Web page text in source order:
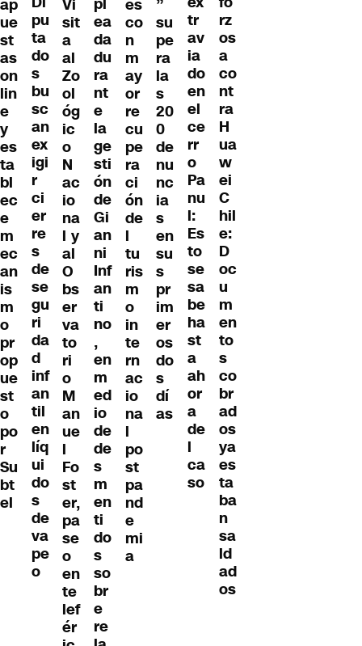
ap
ue
st
as
on
lin
e
y
es
ta
bl
ec
e
m
ec
an
is
m
o
pr
op
ue
st
o
po
r
Su
bt
el
pu
ta
do
s
bu
sc
an
ex
igi
r
ci
er
re
s
de
se
gu
ri
da
d
inf
an
til
en
líq
ui
do
s
de
va
pe
o
Vi
sit
a
al
Zo
ol
óg
ic
o
N
ac
io
na
l y
al
O
bs
er
va
to
ri
o
M
an
ue
l
Fo
st
er,
pa
se
o
en
te
lef
ér
ea
da
du
ra
nt
e
la
ge
sti
ón
de
Gi
an
ni
Inf
an
ti
no
,
en
m
ed
io
de
de
s
m
en
ti
do
s
so
br
e
re
es
co
n
m
ay
or
re
cu
pe
ra
ci
ón
de
l
tu
ris
m
o
in
te
rn
ac
io
na
l
po
st
pa
nd
e
mi
a
”
su
pe
ra
la
s
20
0
de
nu
nc
ia
s
en
su
s
pr
im
er
os
do
s
dí
as
tr
av
ia
do
en
el
ce
rr
o
Pa
nu
l:
Es
to
se
sa
be
ha
st
a
ah
or
a
de
l
ca
so
rz
os
a
co
nt
ra
H
ua
w
ei
C
hil
e:
D
oc
u
m
en
to
s
co
br
ad
os
ya
es
ta
ba
n
sa
ld
ad
os